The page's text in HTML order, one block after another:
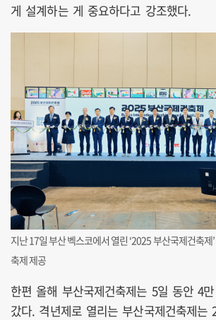
게 설계하는 게 중요하다고 강조했다.
지난 17일 부산 벡스코에서 열린 ‘2025 부산국제건축제
축제 제공
한편 올해 부산국제건축제는 5일 동안 4
갔다. 격년제로 열리는 부산국제건축제는